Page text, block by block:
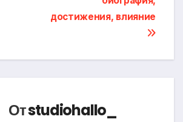
достижения, влияние
Отstudiohallo_